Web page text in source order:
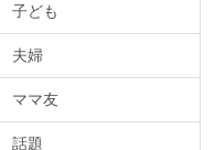
子ども
夫婦
ママ友
話題